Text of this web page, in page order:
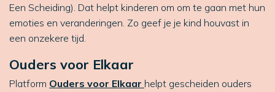
Een Scheiding). Dat helpt kinderen om om te gaan met hun
emoties en veranderingen. Zo geef je je kind houvast in
een onzekere tijd.
Ouders voor Elkaar
Platform Ouders voor Elkaar helpt gescheiden ouders